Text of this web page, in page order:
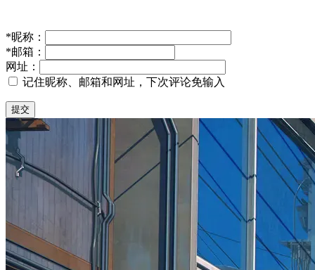
*昵称：
*邮箱：
网址：
记住昵称、邮箱和网址，下次评论免输入
提交